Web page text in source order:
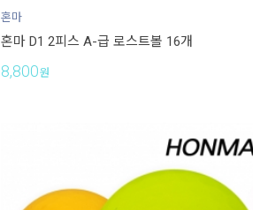
혼마
혼마 D1 2피스 A-급 로스트볼 16개
8,800원